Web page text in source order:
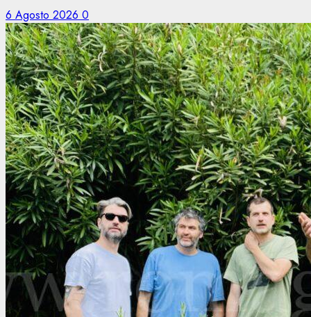
6 Agosto 2026 0